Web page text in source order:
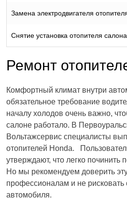
Замена электродвигателя
Снятие установка отопителя салона
Ремонт
Комфортный климат внутри
обязательное требование
началу холодов очень важно,
салоне работало. В
Вольтажсервис специалисты
отопителей Honda.
утверждают, что легко починить
Но мы рекомендуем доверить
профессионалам и не рисковать
автомобиля.